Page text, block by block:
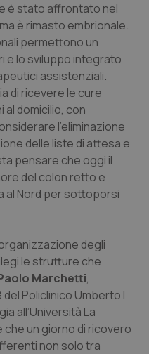
è stato affrontato nel
è rimasto embrionale.
permettono un
e lo sviluppo integrato
assistenziali.
di ricevere le cure
al domicilio, con
l'eliminazione
delle liste di attesa e
pensare che oggi il
del colon retto e
al Nord per sottoporsi
degli
le strutture che
Marchetti,
Policlinico Umberto I
all’Università La
che un giorno di ricovero
non solo tra